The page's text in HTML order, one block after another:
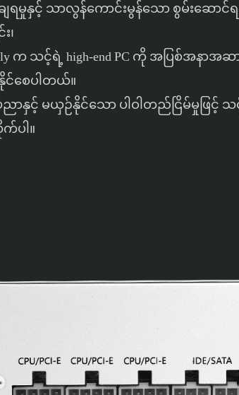
မှုနှင့် သာလွန်ကောင်းမွန်သော စွမ်းဆော
၊
က သင့်ရဲ့ high-end PC ကို အပြစ်အနာအ
စေပါတယ်။
ာနှင့် မယှဉ်နိုင်သော ပါဝါတည်ငြိမ်မှုဖြင့် သ
ပါ။